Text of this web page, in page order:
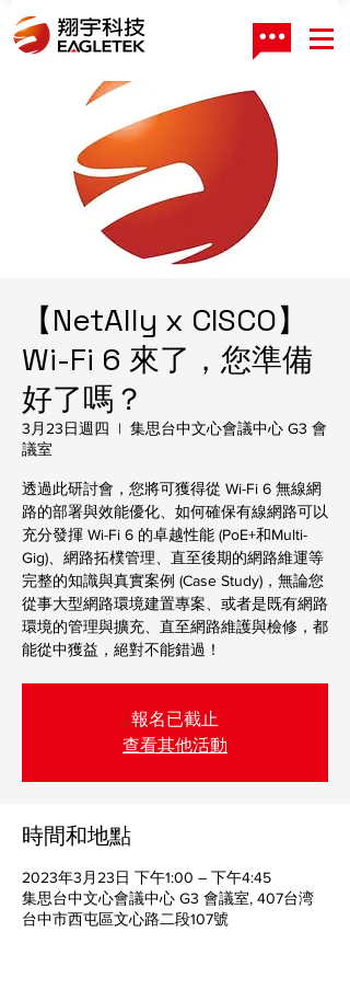
【NetAlly x CISCO】
Wi-Fi 6 來了，您準備
好了嗎？
3月23日週四
  |
集思台中文心會議中心 G3 會
議室
透過此研討會，您將可獲得從 Wi-Fi 6 無線網
路的部署與效能優化、如何確保有線網路可以
充分發揮 Wi-Fi 6 的卓越性能 (PoE+和Multi-
Gig)、網路拓樸管理、直至後期的網路維運等
完整的知識與真實案例 (Case Study)，無論您
從事大型網路環境建置專案、或者是既有網路
環境的管理與擴充、直至網路維護與檢修，都
能從中獲益，絕對不能錯過！
報名已截止
查看其他活動
時間和地點
2023年3月23日 下午1:00 – 下午4:45
集思台中文心會議中心 G3 會議室, 407台湾
台中市西屯區文心路二段107號